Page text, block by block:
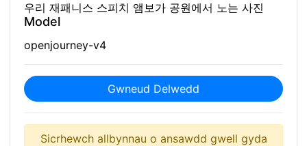
우리 재패니스 스피치 앰보가 공원에서 노는 사진
Model
openjourney-v4
Gwneud Delwedd
Sicrhewch allbynnau o ansawdd gwell gyda